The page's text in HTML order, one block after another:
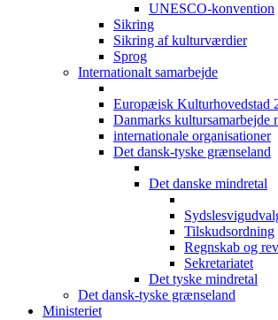
UNESCO-konvention
Sikring
Sikring af kulturværdier
Sprog
Internationalt samarbejde
Europæisk Kulturhovedstad
Danmarks kultursamarbejde
internationale organisationer
Det dansk-tyske grænseland
Det danske mindretal
Tilskudsordning
Regnskab og
Sekretariatet
Det tyske mindretal
Det dansk-tyske grænseland
Ministeriet